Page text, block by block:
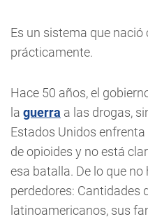
Es un sistema que
prácticamente.
Hace 50 años, el
la guerra a las drogas,
Estados Unidos
de opioides y no está
esa batalla. De lo que
perdedores: Cantidades
latinoamericanos, sus